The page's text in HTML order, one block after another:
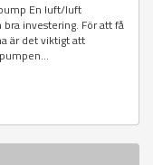
En luft/luft
investering. För att få
är det viktigt att